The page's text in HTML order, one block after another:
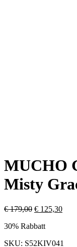
MUCHO
Misty
€179,00 € 125,30
30% Rabbatt
SKU: S52KIV041